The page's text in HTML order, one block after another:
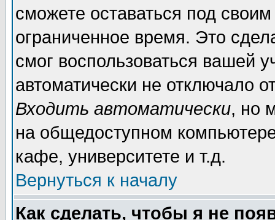
сможете оставаться под
ограниченное время. Это
смог воспользоваться вашей
автоматически не отключало
Входить автоматически, но
на общедоступном
кафе, университете и т.д.
Вернуться к началу
Как сделать, чтобы я не